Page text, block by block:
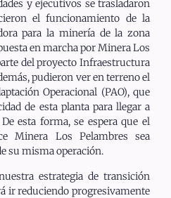
y ejecutivos se trasladaron
el funcionamiento de la
para la minería de la zona
en marcha por Minera Los
del proyecto Infraestructura
pudieron ver en terreno el
Operacional (PAO), que
de esta planta para llegar a
esta forma, se espera que el
Minera Los Pelambres sea
su misma operación.
estrategia de transición
ir reduciendo progresivamente